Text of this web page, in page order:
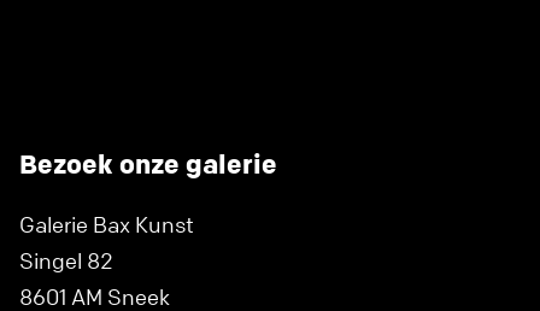
Bezoek onze galerie
Galerie Bax Kunst
Singel 82
8601 AM Sneek